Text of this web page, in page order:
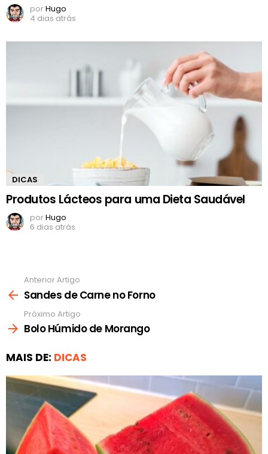
porHugo
4 dias atrás
DICAS
Produtos Lácteos para uma Dieta Saudável
porHugo
6 dias atrás
mais
Anterior Artigo
Sandes de Carne no Forno
Próximo Artigo
Bolo Húmido de Morango
MAIS DE: DICAS